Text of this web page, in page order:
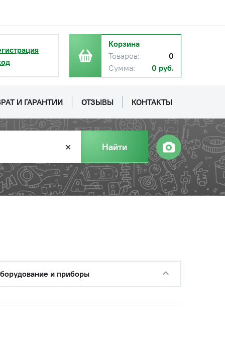
Корзина
Товаров:
0
Сумма:
0 руб.
И ГАРАНТИИ ОТЗЫВЫ КОНТАКТЫ
✕ Найти
и приборы